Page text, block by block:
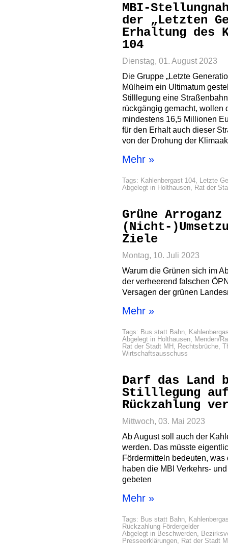
MBI-
der „Letzten
Erhaltung des
104
Dienstag, 01. August 2023
Die Gruppe „Letzte
Mülheim ein Ultimatum
Stilllegung eine
rückgängig gemacht, wollen
mindestens 16,5 Millionen
für den Erhalt auch dieser
von der Drohung der
Mehr »
Tags: Kahlenbergast 104, Letzte
Abgelegt in Holthausen, Rat der
Grüne
(Nicht-
Ziele
Montag, 10. Juli 2023
Warum die Grünen sich im
der verheerend falschen
Versagen der grünen
Mehr »
Tags: Bus statt Bahn,
Abgelegt in Holthausen, Menden/
Rat der Stadt MH , Rechtsbrüche,
Wirtschaftsausschuss
Darf das Land
Stilllegung
Rückzahlung
Mittwoch, 03. Mai 2023
Ab August soll auch der
werden. Das müsste
Fördermitteln bedeuten,
haben die MBI Verkehrs-
gebeten
Mehr »
Tags: Bus statt Bahn,
Rückzahlung Fördergelder
Abgelegt in Beschwerden,
Presseerklärungen, Rat der Stadt